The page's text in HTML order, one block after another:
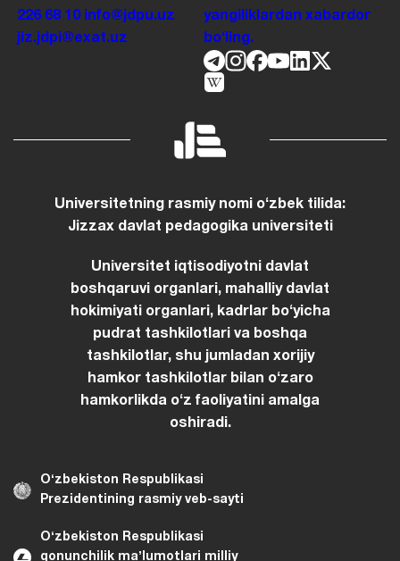
226 68 10
info@jdpu.uz
jiz.jdpi@exat.uz
yangiliklardan xabardor
boʻling.
Universitetning rasmiy nomi oʻzbek tilida:
Jizzax davlat pedagogika universiteti
Universitet iqtisodiyotni davlat
boshqaruvi organlari, mahalliy davlat
hokimiyati organlari, kadrlar boʻyicha
pudrat tashkilotlari va boshqa
tashkilotlar, shu jumladan xorijiy
hamkor tashkilotlar bilan oʻzaro
hamkorlikda oʻz faoliyatini amalga
oshiradi.
Oʻzbekiston Respublikasi
Prezidentining rasmiy veb-sayti
Oʻzbekiston Respublikasi
qonunchilik maʼlumotlari milliy